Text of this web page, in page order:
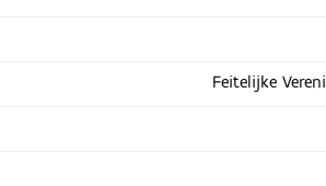
Feitelijke